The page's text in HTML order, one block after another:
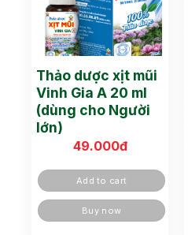
Thảo dược xịt mũi
Vinh Gia A 20 ml
(dùng cho Người
lớn)
49.000đ
Add to cart
Buy now